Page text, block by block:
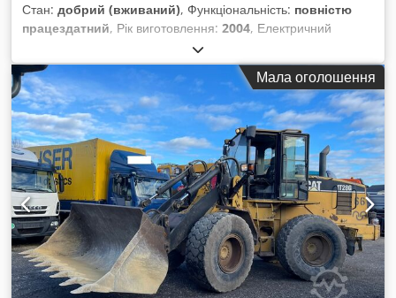
Стан: добрий (вживаний), Функціональність: повністю
працездатний, Рік виготовлення: 2004, Електричний
вилковий навантажувач CAT типу ETB 10-20227,
вантажопідйомність 1250 кг, висота підйому 4750 мм, у
комплекті з зарядним пристроєм. Dwedsxx U D Sspfx Ac
Uoa
Мала оголошення